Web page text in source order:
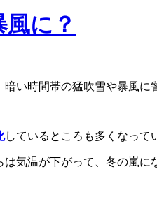
に？
い時間帯の猛吹雪や暴風に
しているところも多くなって
気温が下がって、冬の嵐に